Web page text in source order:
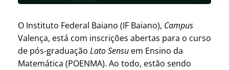
O Instituto Federal Baiano (IF Baiano), Campus
Valença, está com inscrições abertas para o curso
de pós-graduação Lato Sensu em Ensino da
Matemática (POENMA). Ao todo, estão sendo